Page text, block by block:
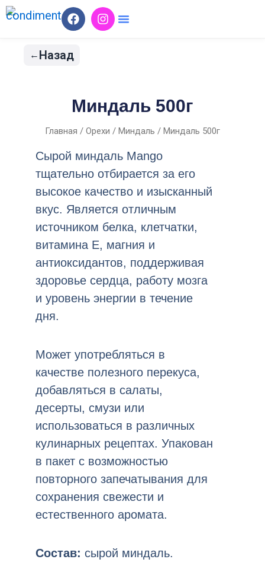
Перейти
содержимому
F
a
b
I
n
m
Назад
Миндаль 500г
Главная / Орехи / Миндаль / Миндаль 500г
Сырой миндаль Mango
тщательно отбирается за его
высокое качество и изысканный
вкус. Является отличным
источником белка, клетчатки,
витамина E, магния и
антиоксидантов, поддерживая
здоровье сердца, работу мозга
и уровень энергии в течение
дня.
Может употребляться в
качестве полезного перекуса,
добавляться в салаты,
десерты, смузи или
использоваться в различных
кулинарных рецептах. Упакован
в пакет с возможностью
повторного запечатывания для
сохранения свежести и
естественного аромата.
Состав: сырой миндаль.